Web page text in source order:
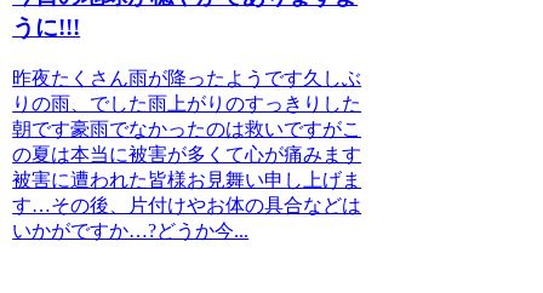
うに!!!
昨夜たくさん雨が降ったようです久しぶ
りの雨、でした雨上がりのすっきりした
朝です豪雨でなかったのは救いですがこ
の夏は本当に被害が多くて心が痛みます
被害に遭われた皆様お見舞い申し上げま
す…その後、片付けやお体の具合などは
いかがですか…?どうか今...